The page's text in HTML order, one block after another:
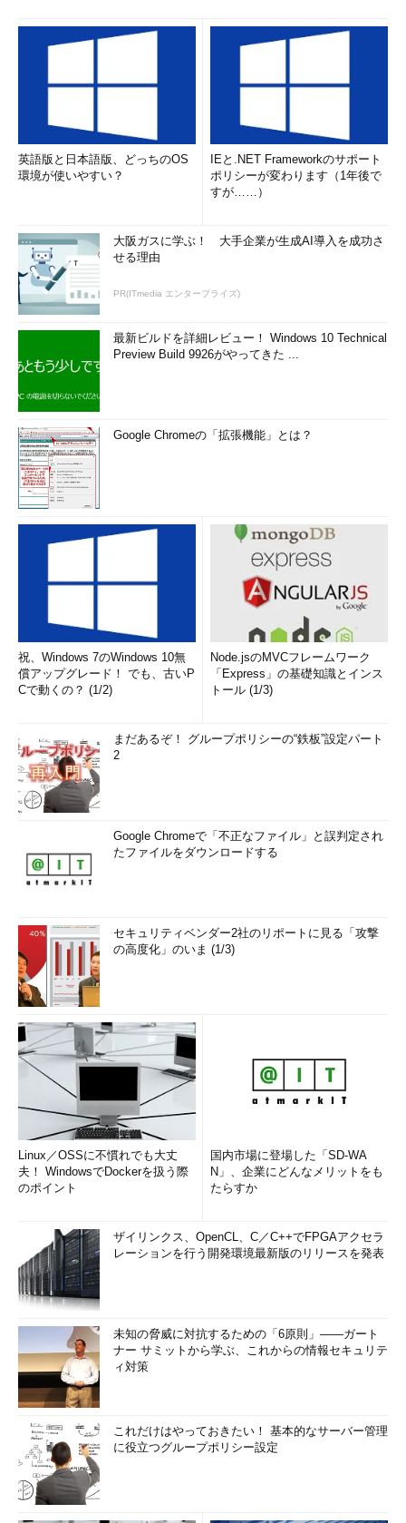
セッションとリソース・ツリーの関係
最初にサーバとクライアント間でSMBプロトコル
をやり取りするためのバーチャル・サーキット
て、そのバーチャル・サーキットを通じてサーバ
側とクライアント側のプロセス間でセッションを
確立し、それが成功すれば、リソースの利用を要
求する。
クライアントとサーバの間で最初に確立する通信路を、SMBプ
ロトコルでは「バーチャル・サーキット（仮想回線）」と呼んで
いるが、この図では、一番外側のピンク色のパイプがその役割り
を果たしている。このバーチャル・サーキットは、当初のSMBプ
ロトコルではNetBEUI上のNetBIOSセッション・サービスを利用
することが想定されていたが、現在ではTCP/IPやIPX/SPX上の
NetBIOSセッション・サービスでもよいし、CIFSのように、単一
のTCP接続（ポート445番を使用）を利用してもよい。いずれの
が用意されればよい。ただし実際のWindows OSでは、NBTや
CIFSのポート番号を変更するような機能はサポートされておら
ず、これら標準以外のプロトコルやポート番号を利用することは
事実上不可能となっている。せいぜい、NetBIOSとCIFSのどちら
を利用するかを選ぶくらいしかできない。
バーチャル・サーキットが確立されれば、それを使って、次は
いよいよSMBセッションの確立が行われる。すでに見てきたよう
に、まずSMBプロトコルの機能レベルのネゴシエーションが行わ
て、サーバへ接続する。
セッションの接続要求が受け付けられると、サーバからはセッ
ションを識別するための番号としてUID（User ID）という情報が
のようにセッションIDではなく、ユーザーIDと呼ばれているよう
である。以後クライアントからは、このユーザーID（図中の緑色
のパイプ）を使ってサーバへアクセスする。
セッションが確立すると、次はそのセッションを利用して、特
定のリソースへの接続が行われる。図から分かるように、サーバ
上の公開リソースへの接続は、セッションごとに行われる。一度
確立したセッションを使って、サーバ上のリソース・ツリーへの
接続を行うのである。サーバ上の複数のリソースを使う場合でも
新たにセッションを開設する必要はなく、同じセッションを使っ
て複数のリソース・ツリーへ接続することができる。別のサーバ
へ接続する場合は、またSMBプロトコルのネゴシエーションから
始めるので、別のユーザー・アカウント情報を利用することがで
きるし、同時に複数のサーバへ接続することもできる。
異なるユーザーでのセッション確立
セッションごとにユーザー・アカウント情報が決まるため、
ーとして扱われることは分かっただろう。では、同一サーバ上の
複数のリソースへ、異なるユーザー・アカウント情報を使って接
続したい場合はどうすればよいのだろうか。例えばあるサーバ
server01が、2つのリソースproject1とproject2を、それぞれ別の
ユーザー・アカウントuser1とuser2に対して許可していたとす
このような場合は、前回の最後で述べた「net use \\サーバ名
/user:ユーザー名 パスワード」というコマンドを利用して、新し
にこれを実行すると、次のようなエラーとなる。
C:\>net use \\server01 /user:user1 password1
コマンドは正常に終了しました。
英語版と日本語版、どっちのOS
環境が使いやすい？
IEと.NET Frameworkのサポート
ポリシーが変わります（1年後で
すが……）
大阪ガスに学ぶ！ 大手企業が生成AI導入を成功さ
せる理由
PR(ITmedia エンタープライズ)
最新ビルドを詳細レビュー！ Windows 10 Technical
Preview Build 9926がやってきた ...
Google Chromeの「拡張機能」とは？
祝、Windows 7のWindows 10無
償アップグレード！ でも、古いP
Cで動くの？ (1/2)
Node.jsのMVCフレームワーク
「Express」の基礎知識とインス
トール (1/3)
まだあるぞ！ グループポリシーの“鉄板”設定パート
2
Google Chromeで「不正なファイル」と誤判定され
たファイルをダウンロードする
セキュリティベンダー2社のリポートに見る「攻撃
の高度化」のいま (1/3)
Linux／OSSに不慣れでも大丈
夫！ WindowsでDockerを扱う際
のポイント
国内市場に登場した「SD-WA
N」、企業にどんなメリットをも
たらすか
ザイリンクス、OpenCL、C／C++でFPGAアクセラ
レーションを行う開発環境最新版のリリースを発表
未知の脅威に対抗するための「6原則」――ガート
ナー サミットから学ぶ、これからの情報セキュリテ
ィ対策
これだけはやっておきたい！ 基本的なサーバー管理
に役立つグループポリシー設定